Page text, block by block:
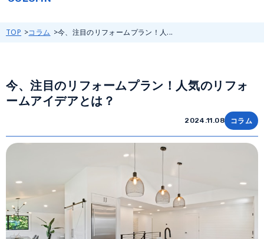
TOP コラム 今、注目のリフォームプラン！人...
今、注目のリフォームプラン！人気のリフォ
ームアイデアとは？
2024.11.08 コラム